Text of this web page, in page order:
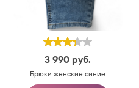
3 990 руб.
Брюки женские синие